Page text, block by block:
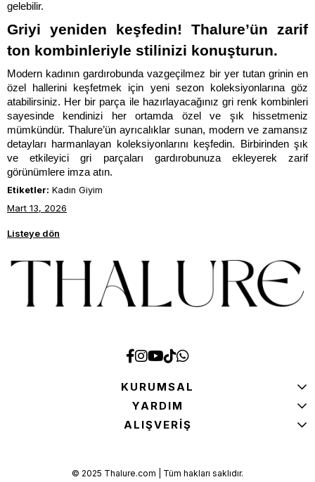
gelebilir.
Griyi yeniden keşfedin! Thalure’ün zarif
ton kombinleriyle stilinizi konuşturun.
Modern kadının gardırobunda vazgeçilmez bir yer tutan grinin en
özel hallerini keşfetmek için yeni sezon koleksiyonlarına göz
atabilirsiniz. Her bir parça ile hazırlayacağınız gri renk kombinleri
sayesinde kendinizi her ortamda özel ve şık hissetmeniz
mümkündür. Thalure’ün ayrıcalıklar sunan, modern ve zamansız
detayları harmanlayan koleksiyonlarını keşfedin. Birbirinden şık
ve etkileyici gri parçaları gardırobunuza ekleyerek zarif
görünümlere imza atın.
Etiketler: Kadın Giyim
Mart 13, 2026
Listeye dön
KURUMSAL
YARDIM
ALIŞVERİŞ
© 2025 Thalure.com | Tüm hakları saklıdır.